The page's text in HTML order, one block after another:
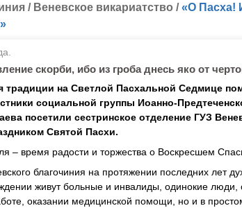
/ Веневское викариатство /«О Пасха!
скорби, ибо из гроба днесь яко от
на Светлой Пасхальной Седмице
социальной группы Иоанно-
посетили сестринское отделение ГУЗ
Святой Пасхи.
– время радости и торжества о Воскресшем
благочиния на протяжении последних лет
живут больные и инвалиды, одинокие
оказании медицинской помощи, но и в